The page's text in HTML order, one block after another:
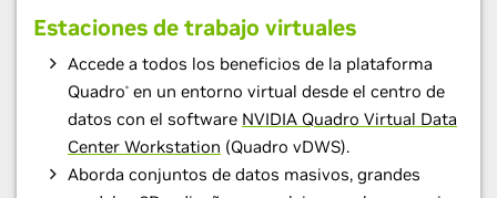
Estaciones de trabajo virtuales
Accede a todos los beneficios de la plataforma
Quadro® en un entorno virtual desde el centro de
datos con el software NVIDIA Quadro Virtual Data
Center Workstation (Quadro vDWS).
Aborda conjuntos de datos masivos, grandes